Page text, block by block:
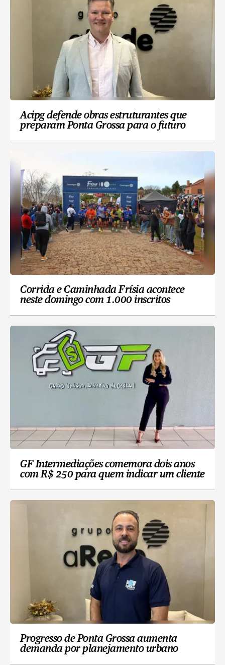
Acipg defende obras estruturantes que
preparam Ponta Grossa para o futuro
Corrida e Caminhada Frísia acontece
neste domingo com 1.000 inscritos
GF Intermediações comemora dois anos
com R$ 250 para quem indicar um cliente
Progresso de Ponta Grossa aumenta
demanda por planejamento urbano